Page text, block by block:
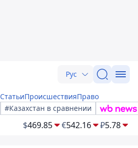
Рус
СтатьиПроисшествияПраво
#Казахстан в сравнении
$469.85 €542.16 ₽5.78